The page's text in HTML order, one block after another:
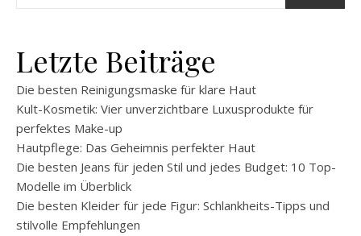
Letzte Beiträge
Die besten Reinigungsmaske für klare Haut
Kult-Kosmetik: Vier unverzichtbare Luxusprodukte für
perfektes Make-up
Hautpflege: Das Geheimnis perfekter Haut
Die besten Jeans für jeden Stil und jedes Budget: 10 Top-
Modelle im Überblick
Die besten Kleider für jede Figur: Schlankheits-Tipps und
stilvolle Empfehlungen